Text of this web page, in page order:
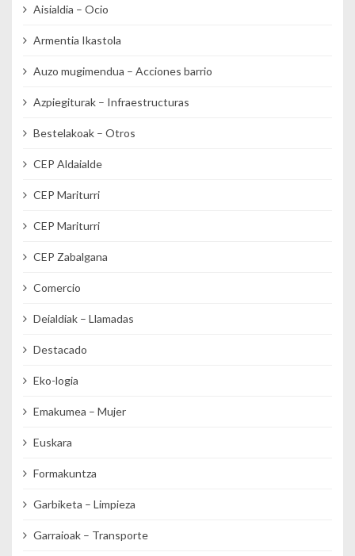
Aisialdia – Ocio
Armentia Ikastola
Auzo mugimendua – Acciones barrio
Azpiegiturak – Infraestructuras
Bestelakoak – Otros
CEP Aldaialde
CEP Mariturri
CEP Mariturri
CEP Zabalgana
Comercio
Deialdiak – Llamadas
Destacado
Eko-logia
Emakumea – Mujer
Euskara
Formakuntza
Garbiketa – Limpieza
Garraioak – Transporte